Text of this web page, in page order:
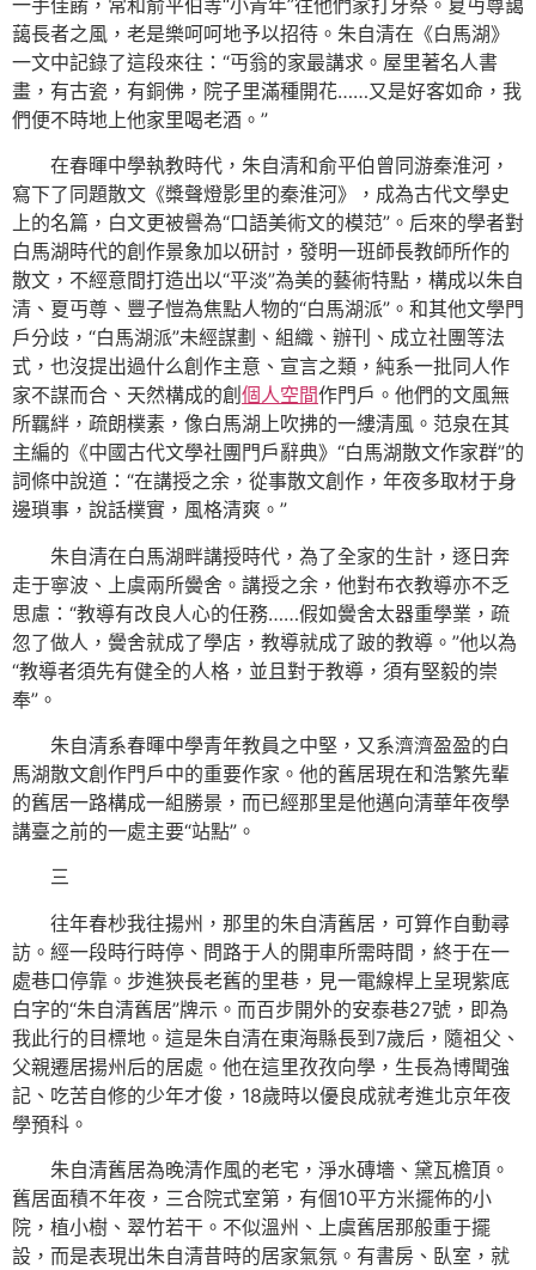
藹長者之風，老是樂呵呵地予以招待。朱自清在《白馬湖》
一文中記錄了這段來往：“丏翁的家最講求。屋里著名人書
畫，有古瓷，有銅佛，院子里滿種開花……又是好客如命，我
們便不時地上他家里喝老酒。”
在春暉中學執教時代，朱自清和俞平伯曾同游秦淮河，
寫下了同題散文《槳聲燈影里的秦淮河》，成為古代文學史
上的名篇，白文更被譽為“口語美術文的模范”。后來的學者對
白馬湖時代的創作景象加以研討，發明一班師長教師所作的
散文，不經意間打造出以“平淡”為美的藝術特點，構成以朱自
清、夏丏尊、豐子愷為焦點人物的“白馬湖派”。和其他文學門
戶分歧，“白馬湖派”未經謀劃、組織、辦刊、成立社團等法
式，也沒提出過什么創作主意、宣言之類，純系一批同人作
家不謀而合、天然構成的創 個人空間作門戶。他們的文風無
所羈絆，疏朗樸素，像白馬湖上吹拂的一縷清風。范泉在其
主編的《中國古代文學社團門戶辭典》“白馬湖散文作家群”的
詞條中說道：“在講授之余，從事散文創作，年夜多取材于身
邊瑣事，說話樸實，風格清爽。”
朱自清在白馬湖畔講授時代，為了全家的生計，逐日奔
走于寧波、上虞兩所黌舍。講授之余，他對布衣教導亦不乏
思慮：“教導有改良人心的任務……假如黌舍太器重學業，疏
忽了做人，黌舍就成了學店，教導就成了跛的教導。”他以為
“教導者須先有健全的人格，並且對于教導，須有堅毅的崇
奉”。
朱自清系春暉中學青年教員之中堅，又系濟濟盈盈的白
馬湖散文創作門戶中的重要作家。他的舊居現在和浩繁先輩
的舊居一路構成一組勝景，而已經那里是他邁向清華年夜學
講臺之前的一處主要“站點”。
三
往年春杪我往揚州，那里的朱自清舊居，可算作自動尋
訪。經一段時行時停、問路于人的開車所需時間，終于在一
處巷口停靠。步進狹長老舊的里巷，見一電線桿上呈現紫底
白字的“朱自清舊居”牌示。而百步開外的安泰巷27號，即為
我此行的目標地。這是朱自清在東海縣長到7歲后，隨祖父、
父親遷居揚州后的居處。他在這里孜孜向學，生長為博聞強
記、吃苦自修的少年才俊，18歲時以優良成就考進北京年夜
學預科。
朱自清舊居為晚清作風的老宅，淨水磚墻、黛瓦檐頂。
舊居面積不年夜，三合院式室第，有個10平方米擺佈的小
院，植小樹、翠竹若干。不似溫州、上虞舊居那般重于擺
設，而是表現出朱自清昔時的居家氣氛。有書房、臥室，就